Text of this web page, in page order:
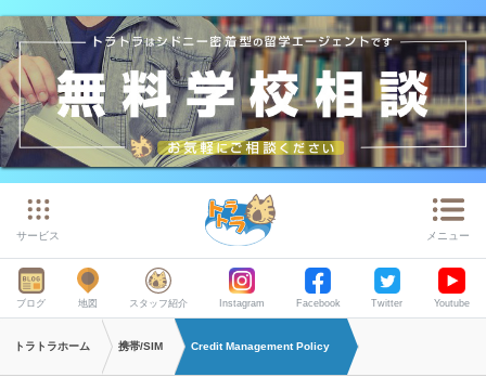
サービス メニュー
ブログ 地図 スタッフ紹介 Instagram Facebook Twitter Youtube
トラトラホーム 携帯/SIM Credit Management Policy